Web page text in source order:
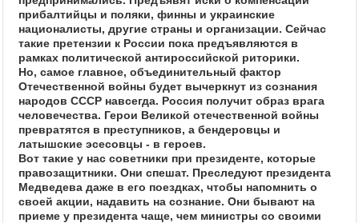
прибалтийцы и поляки, финны и украинские
националисты, другие страны и организации. Сейчас
такие претензии к России пока предъявляются в
рамках политической антироссийской риторики.
Но, самое главное, объединительный фактор
Отечественной войны будет вычеркнут из сознания
народов СССР навсегда. Россия получит образ врага
человечества. Герои Великой отечественной войны
превратятся в преступников, а бендеровцы и
латышские эсесовцы - в героев.
Вот такие у нас советники при президенте, которые
правозащитники. Они спешат. Преследуют президента
Медведева даже в его поездках, чтобы напомнить о
своей акции, надавить на сознание. Они бывают на
приеме у президента чаще, чем министры со своими